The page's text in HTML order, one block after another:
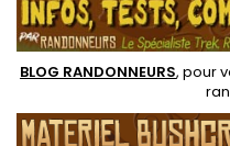
BLOG RANDONNEURS, pour